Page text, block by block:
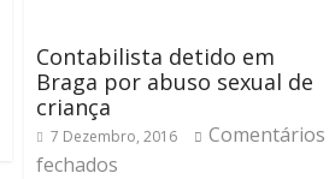
Contabilista detido em
Braga por abuso sexual de
criança
7 Dezembro, 2016
Comentários
fechados